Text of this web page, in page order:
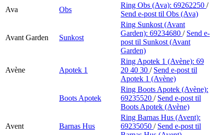
Ava
Obs
Ring Obs (Ava): 69262250 /
Send e-post til Obs (Ava)
Avant Garden Sunkost
Ring Sunkost (Avant
Garden): 69234680 / Send e-
post til Sunkost (Avant
Garden)
Avène Apotek 1
Ring Apotek 1 (Avène): 69
20 40 30 / Send e-post til
Apotek 1 (Avène)
Boots Apotek
Ring Boots Apotek (Avène):
69235520 / Send e-post til
Boots Apotek (Avène)
Avent Barnas Hus
Ring Barnas Hus (Avent):
69235050 / Send e-post til